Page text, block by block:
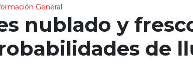
General
nublado y
de